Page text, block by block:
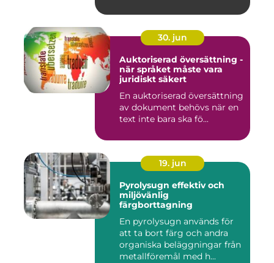
30. jun
Auktoriserad översättning -
när språket måste vara
juridiskt säkert
En auktoriserad översättning
av dokument behövs när en
text inte bara ska fö...
19. jun
Pyrolysugn effektiv och
miljövänlig
färgborttagning
En pyrolysugn används för
att ta bort färg och andra
organiska beläggningar från
metallföremål med h...